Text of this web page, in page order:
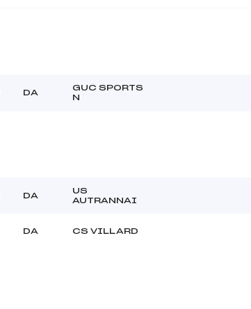
DA
GUC SPORTS
N
DA
US
AUTRANNAI
DA CS VILLARD